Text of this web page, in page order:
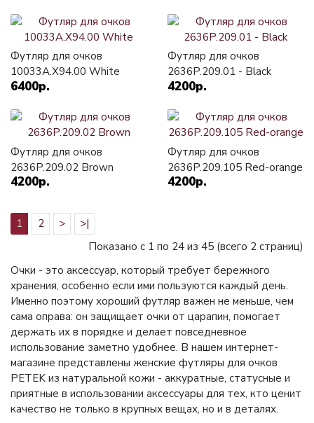
Футляр для очков
10033A.X94.00 White
6400р.
Футляр для очков
2636P.209.01 - Black
4200р.
Футляр для очков
2636P.209.02 Brown
4200р.
Футляр для очков
2636P.209.105 Red-orange
4200р.
1 2 >
>|
Показано с 1 по 24 из 45 (всего 2 страниц)
Очки - это аксессуар, который требует бережного
хранения, особенно если ими пользуются каждый день.
Именно поэтому хороший футляр важен не меньше, чем
сама оправа: он защищает очки от царапин, помогает
держать их в порядке и делает повседневное
использование заметно удобнее. В нашем интернет-
магазине представлены женские футляры для очков
PETEK из натуральной кожи - аккуратные, статусные и
приятные в использовании аксессуары для тех, кто ценит
качество не только в крупных вещах, но и в деталях.